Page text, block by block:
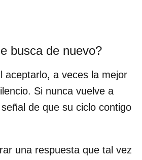
busca de nuevo?
aceptarlo, a veces la mejor
Si nunca vuelve a
de que su ciclo contigo
una respuesta que tal vez